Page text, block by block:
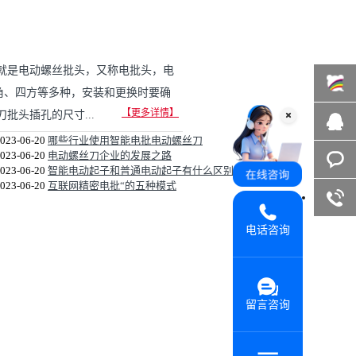
是电动螺丝批头，又称电批头，电
四方等多种，安装和更换时要确
头插孔的尺寸...
【更多详情】
06-20 哪些行业使用智能电批电动螺丝刀
06-20 电动螺丝刀企业的发展之路
06-20 智能电动起子和普通电动起子有什么区别
06-20 互联网精密电批“的五种模式
百度商
在线咨
客服咨
电话咨询
留言咨询